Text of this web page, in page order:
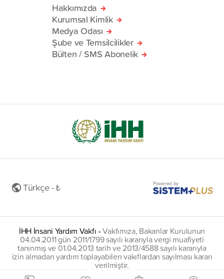
Hakkımızda
Kurumsal Kimlik
Medya Odası
Şube ve Temsilcilikler
Bülten / SMS Abonelik
Türkçe - ₺ Powered by
İHH İnsani Yardım Vakfı •Vakfımıza, Bakanlar Kurulunun
04.04.2011 gün 2011/1799 sayılı kararıyla vergi muafiyeti
tanınmış ve 01.04.2013 tarih ve 2013/4588 sayılı kararıyla
izin almadan yardım toplayabilen vakıflardan sayılması kararı
verilmiştir.